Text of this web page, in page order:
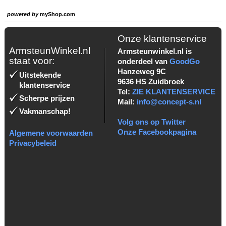
powered bymyShop.com
ArmsteunWinkel.nl
staat voor:
Uitstekende
klantenservice
Scherpe prijzen
Vakmanschap!
Algemene voorwaarden
Privacybeleid
Onze klantenservice
Armsteunwinkel.nl is
onderdeel van GoodGo
Hanzeweg 9C
9636 HS Zuidbroek
Tel: ZIE KLANTENSERVICE
Mail: info@concept-s.nl
Volg ons op Twitter
Onze Facebookpagina